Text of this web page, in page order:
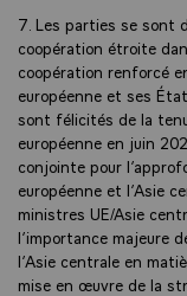
7. Les parties se sont
coopération étroite
coopération renforcé
européenne et ses
sont félicités de la
européenne en juin
conjointe pour
européenne et l’Asie
ministres UE/Asie
l’importance majeure
l’Asie centrale en
mise en œuvre de la